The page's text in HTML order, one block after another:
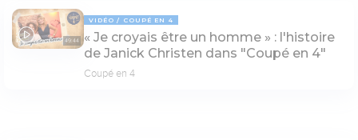
49:44
VIDÉO COUPÉ EN 4
« Je croyais être un homme » : l'histoire
de Janick Christen dans "Coupé en 4"
Coupé en 4